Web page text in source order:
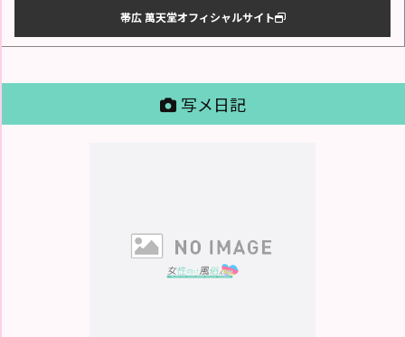
帯広 萬天堂オフィシャルサイト
写メ日記